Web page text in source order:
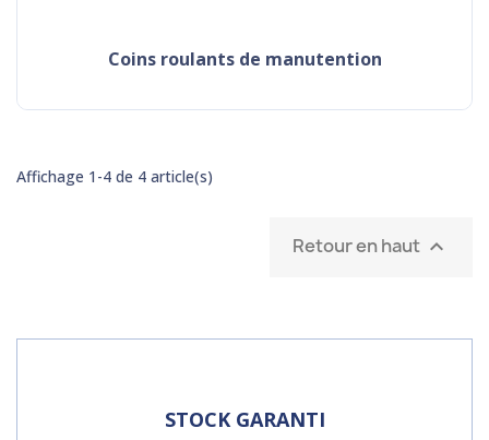
coins roulants de manutention
Affichage 1-4 de 4 article(s)
Retour en haut 
STOCK GARANTI